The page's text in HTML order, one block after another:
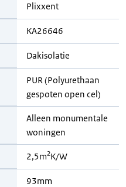
Plixxent
KA26646
Dakisolatie
PUR (Polyurethaan
gespoten open cel)
Alleen monumentale
woningen
2,5m2K/W
93mm